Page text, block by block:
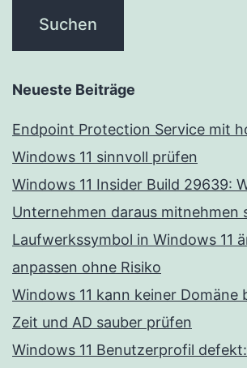
Neueste Beiträge
Endpoint Protection Service mit
Windows 11 sinnvoll prüfen
Windows 11 Insider Build 29639:
Unternehmen daraus mitnehmen
Laufwerkssymbol in Windows 11
anpassen ohne Risiko
Windows 11 kann keiner Domäne
Zeit und AD sauber prüfen
Windows 11 Benutzerprofil